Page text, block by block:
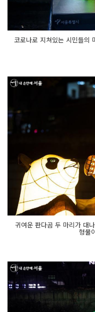
코로나로 지쳐있는 시민들의
귀여운 판다곰 두 마리가 대
형물